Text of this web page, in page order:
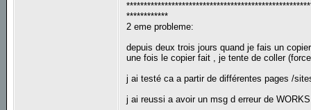
************
2 eme probleme:
depuis deux trois jours quand je fais un
une fois le copier fait , je tente de coller
j ai testé ca a partir de différentes pages /
j ai reussi a avoir un msg d erreur de